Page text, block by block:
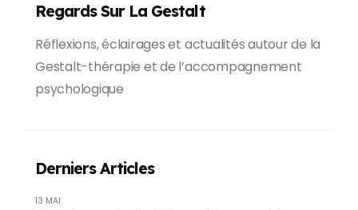
Regards Sur La Gestalt
Réflexions, éclairages et actualités autour de la
Gestalt-thérapie et de l’accompagnement
psychologique
Derniers Articles
13 MAI